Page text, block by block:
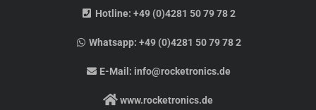
Hotline: +49 (0)4281 50 79 78 2
Whatsapp:+49 (0)4281 50 79 78 2
E-Mail: info@rocketronics.de
www.rocketronics.de